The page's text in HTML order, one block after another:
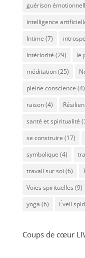
guérison
intelligence
Intime (7)
intériorité (29) le
méditation(25)
pleine conscience (4)
raison(4)
santé et spiritualité
se construire (17)
symbolique (4)
travail sur soi (6)
Voies spirituelles (9)
yoga (6) Éveil
Coups de cœur